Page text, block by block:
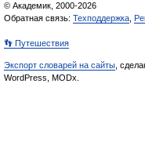
© Академик, 2000-2026
Обратная связь: Техподдержка
👣 Путешествия
Экспорт словарей на сайты ,
WordPress, MODx.